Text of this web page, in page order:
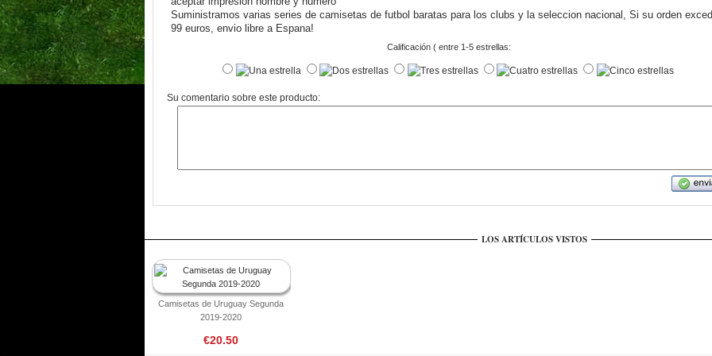
Suministramos varias series de camisetas de futbol baratas para los clubs y la seleccion nacional, Si su orden
99 euros, envio libre a Espana!
Calificación ( entre 1-5 estrellas:
Su comentario sobre este producto:
LOS ARTÍCULOS VISTOS
Camisetas de Uruguay Segunda
2019-2020
€20.50